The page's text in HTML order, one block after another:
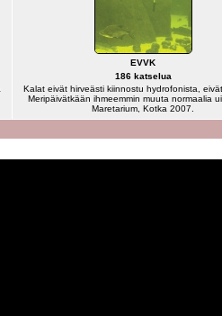
EVVK
186 katselua
Kalat eivät hirveästi kiinnostu hydrofonista,
Meripäivätkään ihmeemmin muuta normaalia
Maretarium, Kotka 2007.